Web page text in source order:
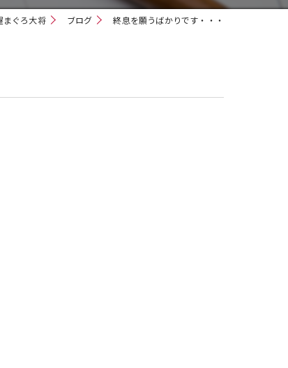
デリバリー
まぐろ大将 ブログ 終息を願うばかりです・・・